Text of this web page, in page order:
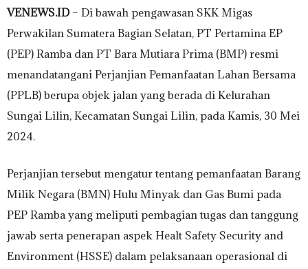
VENEWS.ID– Di bawah pengawasan SKK Migas
Perwakilan Sumatera Bagian Selatan, PT Pertamina EP
(PEP) Ramba dan PT Bara Mutiara Prima (BMP) resmi
menandatangani Perjanjian Pemanfaatan Lahan Bersama
(PPLB) berupa objek jalan yang berada di Kelurahan
Sungai Lilin, Kecamatan Sungai Lilin, pada Kamis, 30 Mei
2024.
Perjanjian tersebut mengatur tentang pemanfaatan Barang
Milik Negara (BMN) Hulu Minyak dan Gas Bumi pada
PEP Ramba yang meliputi pembagian tugas dan tanggung
jawab serta penerapan aspek Healt Safety Security and
Environment (HSSE) dalam pelaksanaan operasional di